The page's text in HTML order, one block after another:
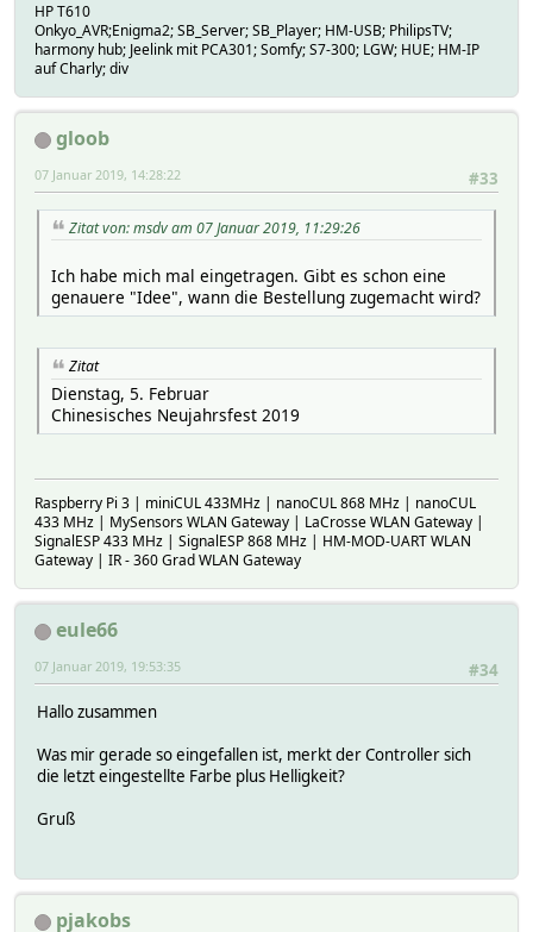
HP T610
Onkyo_AVR;Enigma2; SB_Server; SB_Player; HM-USB; PhilipsTV;
harmony hub; Jeelink mit PCA301; Somfy; S7-300; LGW; HUE; HM-IP
auf Charly; div
gloob
#33
07 Januar 2019, 14:28:22
Zitat von: msdv am 07 Januar 2019, 11:29:26
Ich habe mich mal eingetragen. Gibt es schon eine
genauere "Idee", wann die Bestellung zugemacht wird?
Zitat
Dienstag, 5. Februar
Chinesisches Neujahrsfest 2019
Raspberry Pi 3 | miniCUL 433MHz | nanoCUL 868 MHz | nanoCUL
433 MHz | MySensors WLAN Gateway | LaCrosse WLAN Gateway |
SignalESP 433 MHz | SignalESP 868 MHz | HM-MOD-UART WLAN
Gateway | IR - 360 Grad WLAN Gateway
eule66
#34
07 Januar 2019, 19:53:35
Hallo zusammen
Was mir gerade so eingefallen ist, merkt der Controller sich
die letzt eingestellte Farbe plus Helligkeit?
Gruß
pjakobs